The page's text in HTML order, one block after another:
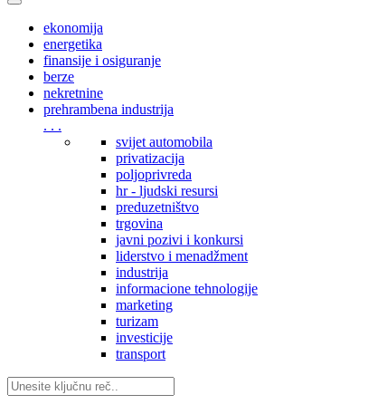
Toggle
navigationekonomija
energetika
finansije i osiguranje
berze
nekretnine
prehrambena industrija
. . .
svijet automobila
privatizacija
poljoprivreda
hr - ljudski resursi
preduzetništvo
trgovina
javni pozivi i konkursi
liderstvo i menadžment
industrija
informacione tehnologije
marketing
turizam
investicije
transport